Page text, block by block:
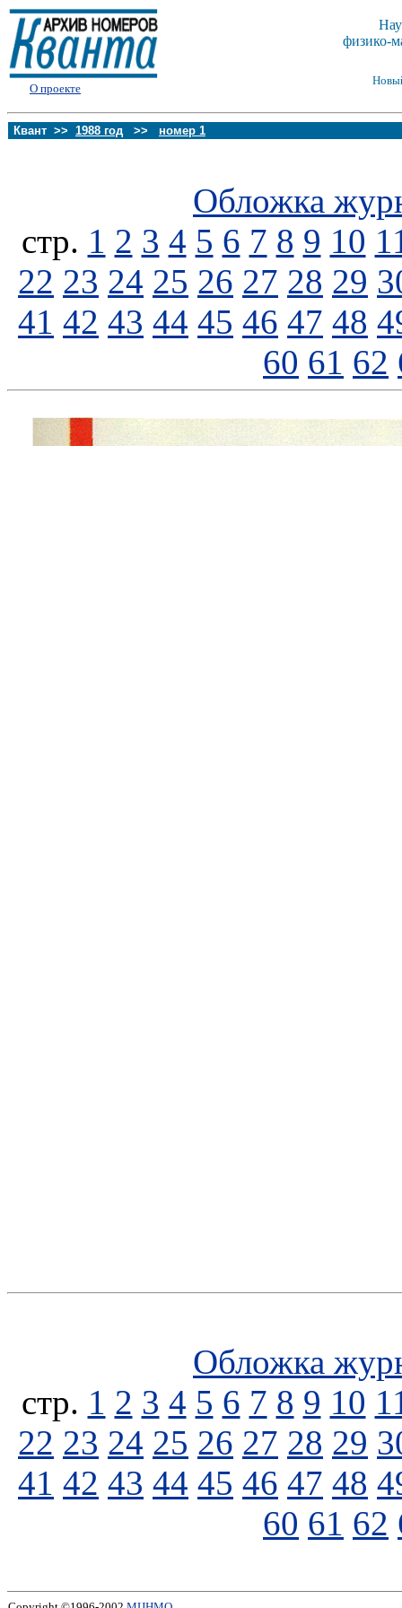
О проекте
физико-
Квант >> 1988 год >> номер 1
Обложка
стp. 1 2 3 4 5 6 7 8 9 10
22 23 24 25 26 27 28 29
41 42 43 44 45 46 47 48
60 61 62
Обложка
стp. 1 2 3 4 5 6 7 8 9 10
22 23 24 25 26 27 28 29
41 42 43 44 45 46 47 48
60 61 62